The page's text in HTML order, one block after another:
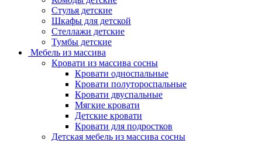
Стулья детские
Шкафы для детской
Стеллажи детские
Тумбы детские
Мебель из массива
Кровати из массива сосны
Кровати односпальные
Кровати полутороспальные
Кровати двуспальные
Мягкие кровати
Детские кровати
Кровати для подростков
Детская мебель из массива сосны